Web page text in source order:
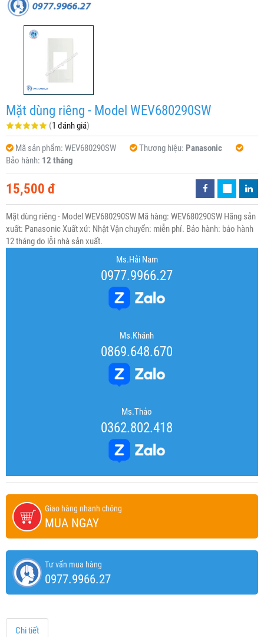
Mặt dùng riêng - Model WEV680290SW
(1 đánh giá)
Mã sản phẩm: WEV680290SW Thương hiệu: Panasonic
Bảo hành: 12 tháng
15,500 đ
Mặt dùng riêng - Model WEV680290SW Mã hàng: WEV680290SW Hãng sản
xuất: Panasonic Xuất xứ: Nhật Vận chuyển: miễn phí. Bảo hành: bảo hành
12 tháng do lỗi nhà sản xuất.
Ms.Hải Nam
0977.9966.27
Ms.Khánh
0869.648.670
Ms.Thảo
0362.802.418
Giao hàng nhanh chóng
MUA NGAY
Tư vấn mua hàng
0977.9966.27
Chi tiết